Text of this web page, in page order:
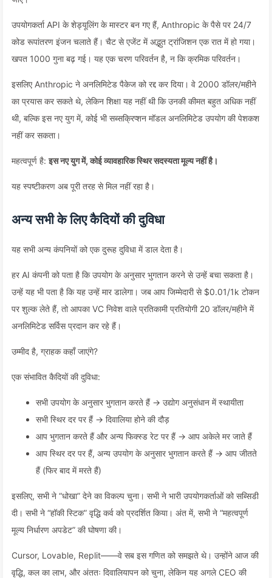
उपयोगकर्ता API के शेड्यूलिंग के मास्टर बन गए हैं, Anthropic के पैसे पर 24/7
कोड रूपांतरण इंजन चलाते हैं। चैट से एजेंट में अद्भुत ट्रांजिशन एक रात में हो गया।
खपत 1000 गुना बढ़ गई। यह एक चरण परिवर्तन है, न कि क्रमिक परिवर्तन।
इसलिए Anthropic ने अनलिमिटेड पैकेज को रद्द कर दिया। वे 2000 डॉलर/महीने
का प्रयास कर सकते थे, लेकिन शिक्षा यह नहीं थी कि उनकी कीमत बहुत अधिक नहीं
थी, बल्कि इस नए युग में, कोई भी सब्सक्रिप्शन मॉडल अनलिमिटेड उपयोग की पेशकश
नहीं कर सकता।
महत्वपूर्ण है:इस नए युग में, कोई व्यावहारिक स्थिर सदस्यता मूल्य नहीं है।
यह स्पष्टीकरण अब पूरी तरह से मिल नहीं रहा है।
अन्य सभी के लिए कैदियों की दुविधा
यह सभी अन्य कंपनियों को एक दुरूह दुविधा में डाल देता है।
हर AI कंपनी को पता है कि उपयोग के अनुसार भुगतान करने से उन्हें बचा सकता है।
उन्हें यह भी पता है कि यह उन्हें मार डालेगा। जब आप जिम्मेदारी से $0.01/1k टोकन
पर शुल्क लेते हैं, तो आपका VC निवेश वाले प्रतिकामी प्रतियोगी 20 डॉलर/महीने में
अनलिमिटेड सर्विस प्रदान कर रहे हैं।
उम्मीद है, ग्राहक कहाँ जाएंगे?
एक संभावित कैदियों की दुविधा:
सभी उपयोग के अनुसार भुगतान करते हैं → उद्योग अनुसंधान में स्थायीता
सभी स्थिर दर पर हैं → दिवालिया होने की दौड़
आप भुगतान करते हैं और अन्य फिक्स्ड रेट पर हैं → आप अकेले मर जाते हैं
आप स्थिर दर पर हैं, अन्य उपयोग के अनुसार भुगतान करते हैं → आप जीतते
हैं (फिर बाद में मरते हैं)
इसलिए, सभी ने “धोखा” देने का विकल्प चुना। सभी ने भारी उपयोगकर्ताओं को सब्सिडी
दी। सभी ने “हॉकी स्टिक” वृद्धि कर्व को प्रदर्शित किया। अंत में, सभी ने “महत्वपूर्ण
मूल्य निर्धारण अपडेट” की घोषणा की।
Cursor, Lovable, Replit——वे सब इस गणित को समझते थे। उन्होंने आज की
वृद्धि, कल का लाभ, और अंततः दिवालियापन को चुना, लेकिन यह अगले CEO की